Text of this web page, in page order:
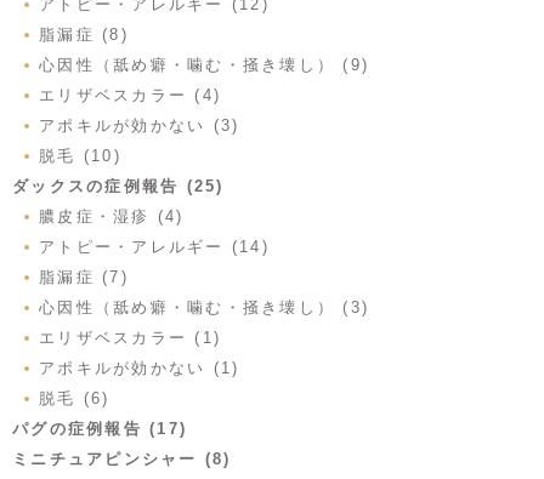
アトピー・アレルギー (12)
脂漏症 (8)
心因性（舐め癖・噛む・掻き壊し） (9)
エリザベスカラー (4)
アポキルが効かない (3)
脱毛 (10)
ダックスの症例報告 (25)
膿皮症・湿疹 (4)
アトピー・アレルギー (14)
脂漏症 (7)
心因性（舐め癖・噛む・掻き壊し） (3)
エリザベスカラー (1)
アポキルが効かない (1)
脱毛 (6)
パグの症例報告 (17)
ミニチュアピンシャー (8)